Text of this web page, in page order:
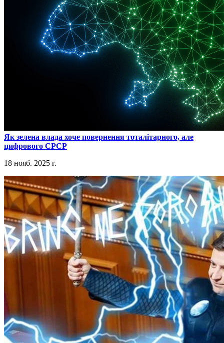
​Як зелена влада хоче повернення тоталітарного, але
цифрового СРСР
18 нояб. 2025 г.